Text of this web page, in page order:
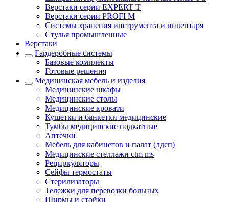
Верстаки серии EXPERT T
Верстаки серии PROFI M
Системы хранения инструмента и инвентаря
Стулья промышленные
Верстаки
Гардеробные системы
Базовые комплекты
Готовые решения
Медицинская мебель и изделия
Медицинские шкафы
Медицинские столы
Медицинские кровати
Кушетки и банкетки медицинские
Тумбы медицинские подкатные
Аптечки
Мебель для кабинетов и палат (лдсп)
Медицинские стеллажи ctm ms
Рециркуляторы
Сейфы термостаты
Стерилизаторы
Тележки для перевозки больных
Ширмы и стойки